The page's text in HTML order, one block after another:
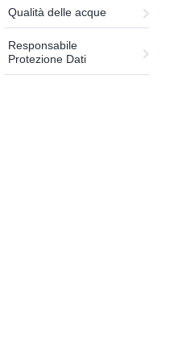
Qualità delle acque
Responsabile
Protezione Dati